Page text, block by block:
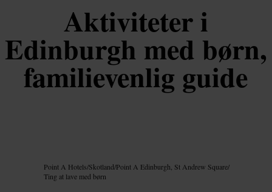
Aktiviteter i
Edinburgh med børn,
familievenlig guide
Point A Hotels/Skotland/Point A Edinburgh, St Andrew Square/
Ting at lave med børn